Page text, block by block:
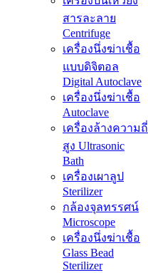
สารละลาย
Centrifuge
เครื่องนึ่งฆ่าเชื้อ
แบบดิจิตอล
Digital Autoclave
เครื่องนึ่งฆ่าเชื้อ
Autoclave
เครื่องล้างความถี่
สูง Ultrasonic
Bath
เครื่องเผาลูป
Sterilizer
กล้องจุลทรรศน์
Microscope
เครื่องนึ่งฆ่าเชื้อ
Glass Bead
Sterilizer